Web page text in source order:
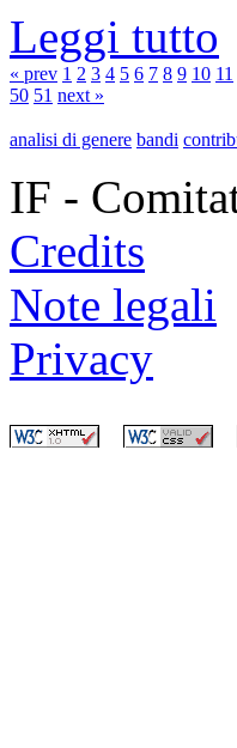
Leggi tutto
« prev 1 2 3 4 5 6 7 8 9 10 11
50 51 next »
analisi di genere bandi
IF -
Credits
Note legali
Privacy